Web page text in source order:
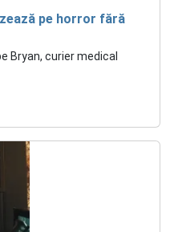
pe horror fără
Bryan, curier medical